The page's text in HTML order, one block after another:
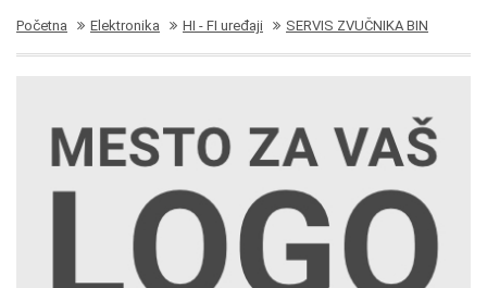
Početna Elektronika HI - FI uređaji SERVIS ZVUČNIKA BIN